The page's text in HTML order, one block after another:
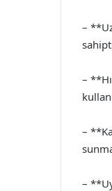
–
–
–
–